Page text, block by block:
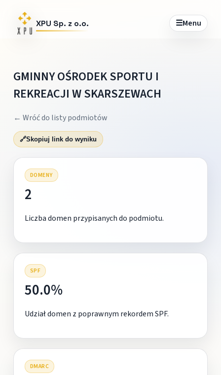
XPU Sp. z o.o. ☰Menu
GMINNY OŚRODEK SPORTU I
REKREACJI W SKARSZEWACH
← Wróć do listy podmiotów
🔗Skopiuj link do wyniku
DOMENY
2
Liczba domen przypisanych do podmiotu.
SPF
50.0%
Udział domen z poprawnym rekordem SPF.
DMARC